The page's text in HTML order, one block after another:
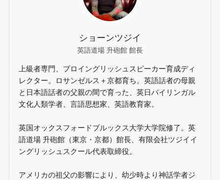
ショーンツジイ
英語道場 升砲館 館長
上級者専門、プロイングリッシュスピーカー育成ディ
レクター。ロサンゼルス＋京都育ち。英語話者の母親
と日本語話者の父親の間で育った、英日バイリンガル
文化人類学者、言語思想家、英語教育家。
英国オックスフォードブルックス大学大学院修了。英
語道場 升砲館（東京・京都）館長、有限会社ツジイイ
ングリッシュスクール代表取締役。
アメリカの祖父の影響により、幼少時より神話学者ジ